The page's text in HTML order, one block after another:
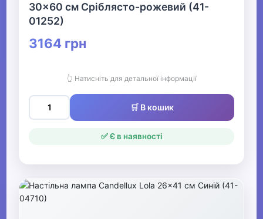
30x60 см Сріблясто-рожевий (41-
01252)
3164 грн
👆 Натисніть для детальної інформації
🛒 В кошик
✅ Є в наявності